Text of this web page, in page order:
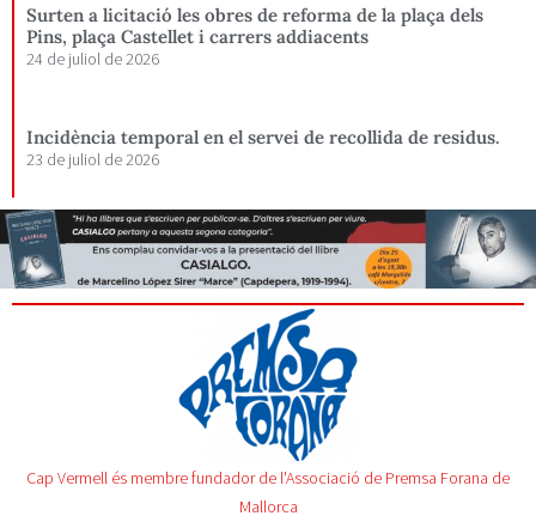
Surten a licitació les obres de reforma de la plaça dels
Pins, plaça Castellet i carrers addiacents
24 de juliol de 2026
Incidència temporal en el servei de recollida de residus.
23 de juliol de 2026
Cap Vermell és membre fundador de l'Associació de Premsa Forana de
Mallorca